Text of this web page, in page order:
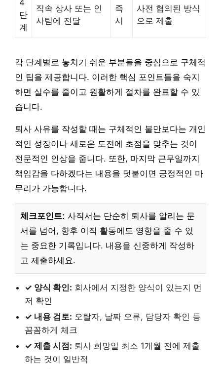
4
단
계
직속 상사 또는 인
사팀에 전달
즉
시
사전 협의된 방식
으로 제출
각 단계별로 놓치기 쉬운 부분들을 중심으로 구체적
인 팁을 제공합니다. 이러한 핵심 포인트들을 숙지
하면 실수를 줄이고 원활하게 절차를 완료할 수 있
습니다.
퇴사 사유를 작성할 때는 구체적인 불만보다는 개인
적인 성장이나 새로운 도전에 초점을 맞추는 것이
전문적인 인상을 줍니다. 또한, 마지막 근무일까지
책임감을 다하겠다는 내용을 덧붙이면 긍정적인 마
무리가 가능합니다.
체크포인트: 사직서는 단순히 퇴사를 알리는 문
서를 넘어, 향후 이직 활동에도 영향을 줄 수 있
는 중요한 기록입니다. 내용을 신중하게 작성하
고 제출하세요.
✓ 양식 확인: 회사에서 지정한 양식이 있는지 먼
저 확인
✓ 내용 검토: 오탈자, 날짜 오류, 담당자 확인 등
꼼꼼하게 체크
✓ 제출 시점: 퇴사 희망일 최소 1개월 전에 제출
하는 것이 일반적